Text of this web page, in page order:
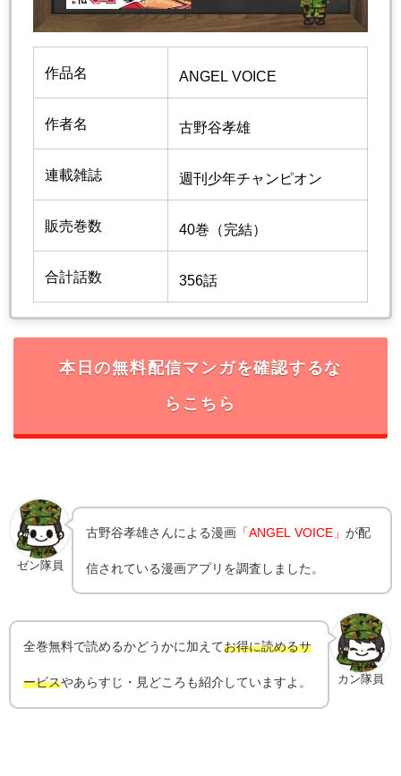
作品名 ANGEL VOICE
作者名 古野谷孝雄
連載雑誌 週刊少年チャンピオン
販売巻数 40巻（完結）
合計話数 356話
本日の無料配信マンガを確認するな
らこちら
ゼン隊員
古野谷孝雄さんによる漫画 「ANGEL VOICE」が配
信されている漫画アプリを調査しました。
カン隊員
全巻無料で読めるかどうかに加えてお得に読めるサ
ービスやあらすじ・見どころも紹介していますよ。